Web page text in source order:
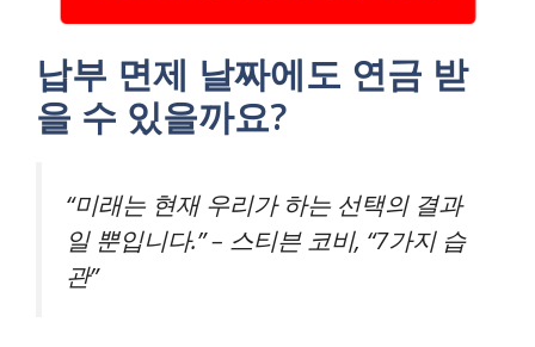
납부 면제 날짜에도 연금 받
을 수 있을까요?
“미래는 현재 우리가 하는 선택의 결과
일 뿐입니다.” – 스티븐 코비, “7가지 습
관”